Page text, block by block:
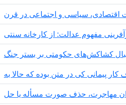
اقتصادی، سیاسی و اجتماعی در قرن
مفهوم عدالت: از کارخانه سنتی
کشاکش‌های حکومتی بر بستر جنگ
پیمانی کی در متن بودە کە حالا بە
مهاجرت‌، حذف صورت مسأله یا حل